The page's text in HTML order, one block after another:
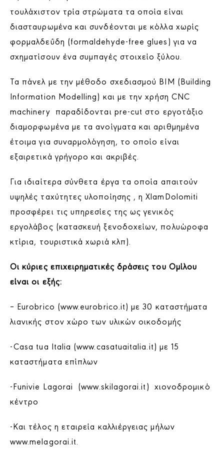
τουλάχιστον τρία στρώματα τα οποία είναι
διασταυρωμένα και συνδέονται με κόλλα χωρίς
φορμαλδεΰδη (formaldehyde-free glues) για να
σχηματίσουν ένα συμπαγές στοιχείο ξύλου.
Τα πάνελ με την μέθοδο σχεδιασμού BIM (Building
Information Modelling) και με την χρήση CNC
machinery παραδίδονται pre-cut στο εργοτάξιο
διαμορφωμένα με τα ανοίγματα και αριθμημένα
έτοιμα για συναρμολόγηση, το οποίο είναι
εξαιρετικά γρήγορο και ακριβές.
Για ιδιαίτερα σύνθετα έργα τα οποία απαιτούν
υψηλές ταχύτητες υλοποίησης , η XlamDolomiti
προσφέρει τις υπηρεσίες της ως γενικός
εργολάβος (κατασκευή ξενοδοχείων, πολυώροφα
κτίρια, τουριστικά χωριά κλπ).
Οι κύριες επιχειρηματικές δράσεις του Ομίλου
είναι οι εξής:
– Eurobrico (www.eurobrico.it) με 30 καταστήματα
λιανικής στον χώρο των υλικών οικοδομής
-Casa tua Italia (www.casatuaitalia.it) με 15
καταστήματα επίπλων
-Funivie Lagorai (www.skilagorai.it) χιονοδρομικό
κέντρο
-Και τέλος η εταιρεία καλλιέργειας μήλων
www.melagorai.it.